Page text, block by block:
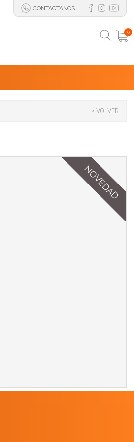
CONTACTANOS
0
< VOLVER
NOVEDAD